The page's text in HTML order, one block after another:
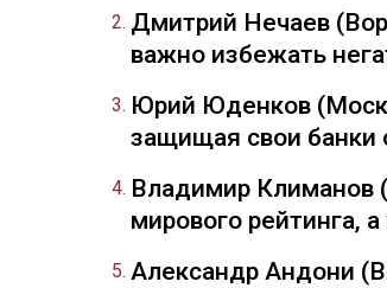
Дмитрий Нечаев
важно избежать
Юрий Юденков
защищая свои банки
Владимир Климанов
мирового рейтинга,
Александр Андони